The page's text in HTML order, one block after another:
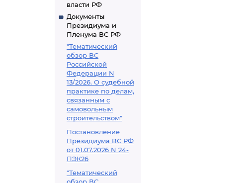
власти РФ
Документы
Президиума и
Пленума ВС РФ
"Тематический
обзор ВС
Российской
Федерации N
13/2026. О судебной
практике по делам,
связанным с
самовольным
строительством"
Постановление
Президиума ВС РФ
от 01.07.2026 N 24-
ПЭК26
"Тематический